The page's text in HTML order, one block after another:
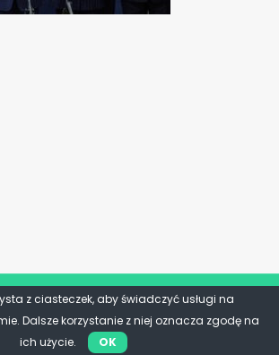
z ciasteczek, aby świadczyć usługi na
Dalsze korzystanie z niej oznacza zgodę na
ich użycie.
OK